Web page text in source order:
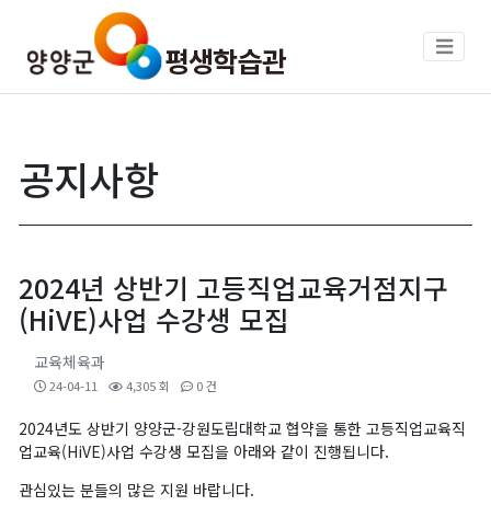
공지사항
2024년 상반기 고등직업교육거점지구
(HiVE)사업 수강생 모집
교육체육과
24-04-11 4,305 회 0 건
2024년도 상반기 양양군-강원도립대학교 협약을 통한 고등직업교육직
업교육(HiVE)사업 수강생 모집을 아래와 같이 진행됩니다.
관심있는 분들의 많은 지원 바랍니다.